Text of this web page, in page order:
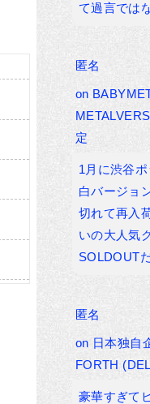
て過言では
匿名
on
定
1月に渋谷
白バージョ
切れて再入
いの大人気
SOLDOUT
匿名
on 日本独自
FORTH
豪華すぎて